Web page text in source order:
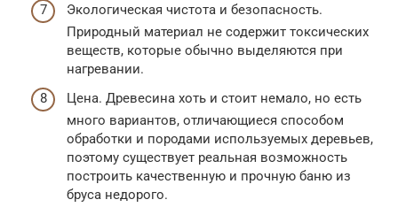
Экологическая чистота и безопасность.
Природный материал не содержит токсических
веществ, которые обычно выделяются при
нагревании.
Цена. Древесина хоть и стоит немало, но есть
много вариантов, отличающиеся способом
обработки и породами используемых деревьев,
поэтому существует реальная возможность
построить качественную и прочную баню из
бруса недорого.